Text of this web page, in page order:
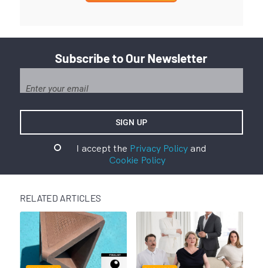
Subscribe to Our Newsletter
I accept the Privacy Policyand
Cookie Policy
RELATED ARTICLES